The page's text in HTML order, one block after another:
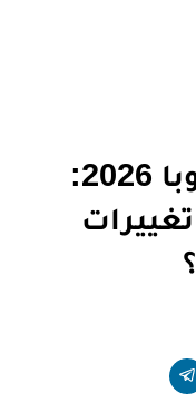
خطة سياحية إلى أوروبا 2026: